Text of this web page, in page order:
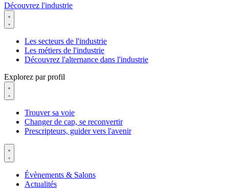
Découvrez l'industrie
Les secteurs de l'industrie
Les métiers de l'industrie
Découvrez l'alternance dans l'industrie
Explorez par profil
Trouver sa voie
Changer de cap, se reconvertir
Prescripteurs, guider vers l'avenir
Évènements & Salons
Actualités